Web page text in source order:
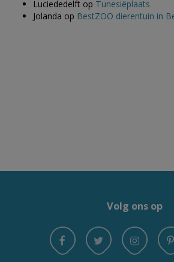
Luciededelft op Tunesiëplaats
Jolanda op BestZOO dierentuin in
Volg ons op